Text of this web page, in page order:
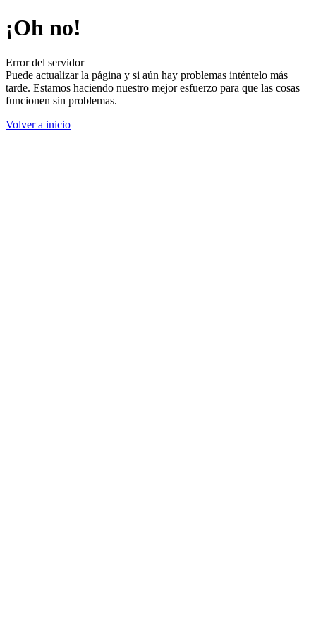
¡Oh no!
Error del servidor
Puede actualizar la página y si aún hay problemas inténtelo más
tarde. Estamos haciendo nuestro mejor esfuerzo para que las cosas
funcionen sin problemas.
Volver a inicio